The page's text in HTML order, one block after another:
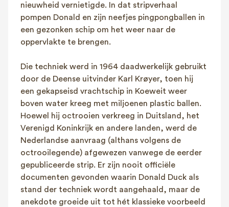
nieuwheid vernietigde. In dat stripverhaal
pompen Donald en zijn neefjes pingpongballen in
een gezonken schip om het weer naar de
oppervlakte te brengen.
Die techniek werd in 1964 daadwerkelijk gebruikt
door de Deense uitvinder Karl Krøyer, toen hij
een gekapseisd vrachtschip in Koeweit weer
boven water kreeg met miljoenen plastic ballen.
Hoewel hij octrooien verkreeg in Duitsland, het
Verenigd Koninkrijk en andere landen, werd de
Nederlandse aanvraag (althans volgens de
octrooilegende) afgewezen vanwege de eerder
gepubliceerde strip. Er zijn nooit officiële
documenten gevonden waarin Donald Duck als
stand der techniek wordt aangehaald, maar de
anekdote groeide uit tot hét klassieke voorbeeld